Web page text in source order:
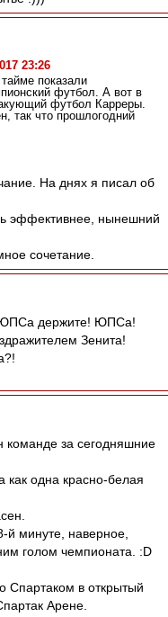
23:26
показали
футбол. А вот в
футбол Карреры.
так что прошлогодний
На днях я писал об
эффективнее, нынешний
сочетание.
держите! ЮПСа!
Зенита!
команде за сегодняшние
как одна красно-белая
минуте, наверное,
голом чемпионата. :D
Спартаком в открытый
Арене.